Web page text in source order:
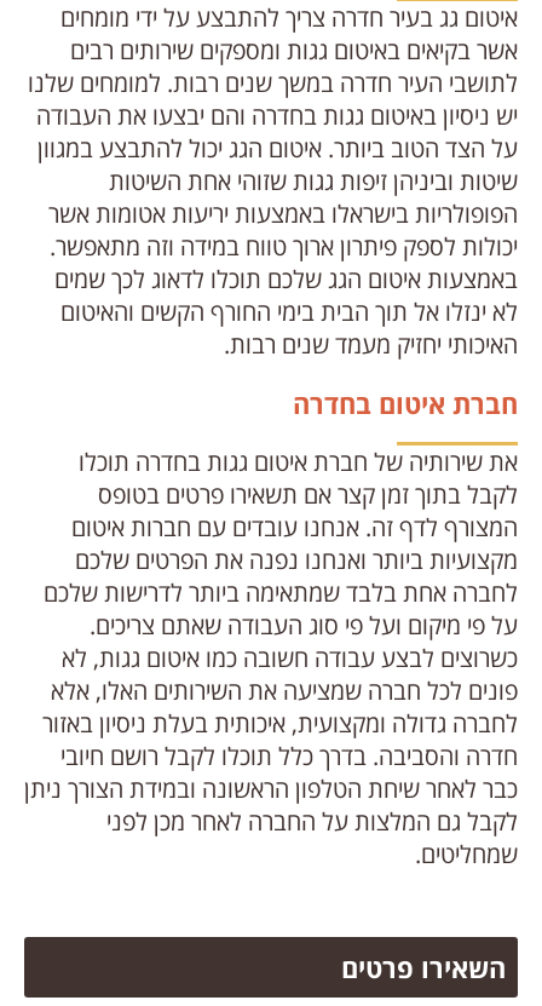
איטום גג בעיר חדרה צריך להתבצע על ידי מומחים
אשר בקיאים באיטום גגות ומספקים שירותים רבים
לתושבי העיר חדרה במשך שנים רבות. למומחים שלנו
יש ניסיון באיטום גגות בחדרה והם יבצעו את העבודה
על הצד הטוב ביותר. איטום הגג יכול להתבצע במגוון
שיטות וביניהן זיפות גגות שזוהי אחת השיטות
הפופולריות בישראלו באמצעות יריעות אטומות אשר
יכולות לספק פיתרון ארוך טווח במידה וזה מתאפשר.
באמצעות איטום הגג שלכם תוכלו לדאוג לכך שמים
לא ינזלו אל תוך הבית בימי החורף הקשים והאיטום
האיכותי יחזיק מעמד שנים רבות.
חברת איטום בחדרה
את שירותיה של חברת איטום גגות בחדרה תוכלו
לקבל בתוך זמן קצר אם תשאירו פרטים בטופס
המצורף לדף זה. אנחנו עובדים עם חברות איטום
מקצועיות ביותר ואנחנו נפנה את הפרטים שלכם
לחברה אחת בלבד שמתאימה ביותר לדרישות שלכם
על פי מיקום ועל פי סוג העבודה שאתם צריכים.
כשרוצים לבצע עבודה חשובה כמו איטום גגות, לא
פונים לכל חברה שמציעה את השירותים האלו, אלא
לחברה גדולה ומקצועית, איכותית בעלת ניסיון באזור
חדרה והסביבה. בדרך כלל תוכלו לקבל רושם חיובי
כבר לאחר שיחת הטלפון הראשונה ובמידת הצורך ניתן
לקבל גם המלצות על החברה לאחר מכן לפני
שמחליטים.
השאירו פרטים